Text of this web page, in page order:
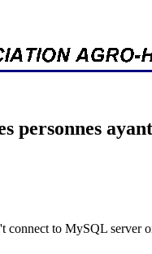
personnes
to MySQL server